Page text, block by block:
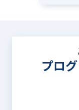
プロ